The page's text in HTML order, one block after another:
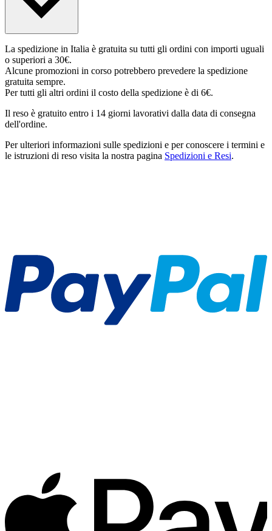
La spedizione in Italia è gratuita su tutti gli ordini con importi uguali
o superiori a 30€.
Alcune promozioni in corso potrebbero prevedere la spedizione
gratuita sempre.
Per tutti gli altri ordini il costo della spedizione è di 6€.
Il reso è gratuito entro i 14 giorni lavorativi dalla data di consegna
dell'ordine.
Per ulteriori informazioni sulle spedizioni e per conoscere i termini e
le istruzioni di reso visita la nostra pagina Spedizioni e Resi.